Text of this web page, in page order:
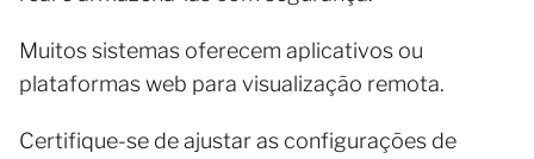
Muitos sistemas oferecem aplicativos ou
plataformas web para visualização remota.
Certifique-se de ajustar as configurações de